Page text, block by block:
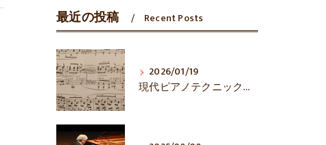
最近の投稿 Recent Posts
2026/01/19
現代ピアノテクニックは万能？